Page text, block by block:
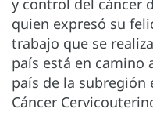
y control del cáncer
quien expresó su
trabajo que se
país está en camino
país de la
Cáncer